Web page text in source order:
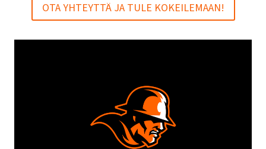
OTA YHTEYTTÄ JA TULE KOKEILEMAAN!